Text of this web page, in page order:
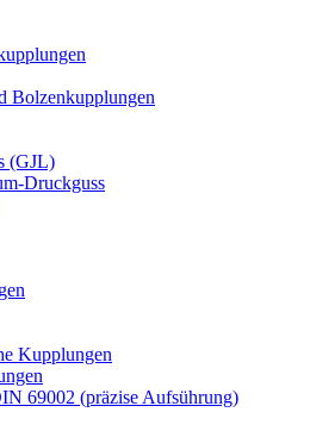
Bolzenkupplungen
(GJL)
Druckguss
Kupplungen
69002 (präzise Aufsührung)